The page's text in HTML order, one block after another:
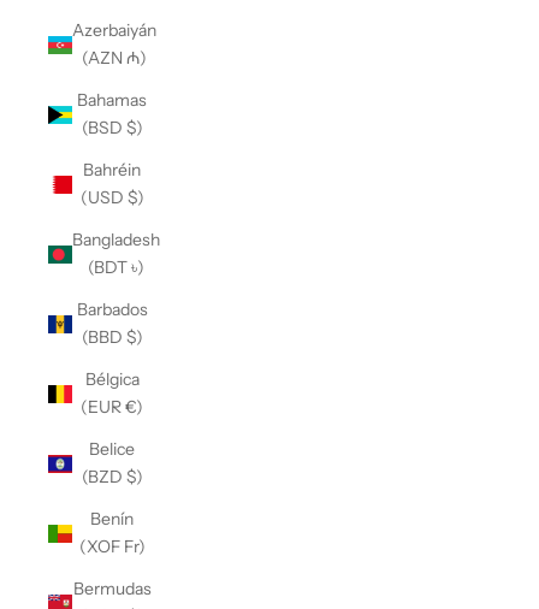
Azerbaiyán
(AZN ₼)
Bahamas
(BSD $)
Bahréin
(USD $)
Bangladesh
(BDT ৳)
Barbados
(BBD $)
Bélgica
(EUR €)
Belice
(BZD $)
Benín
(XOF Fr)
Bermudas